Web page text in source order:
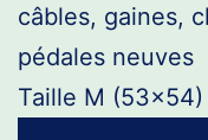
câbles, gaines,
pédales neuves
Taille M (53×54)